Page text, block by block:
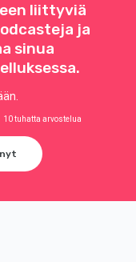
liittyviä
ja
sinua
10 tuhatta arvostelua